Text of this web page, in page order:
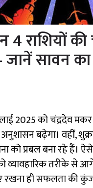
4 राशियों
जानें सावन
2025 को चंद्रदेव मकर
बढ़ेगा। वहीं,
को प्रबल बना रहे हैं।
व्यावहारिक तरीके से
ही सफलता की